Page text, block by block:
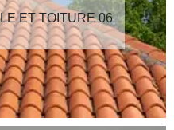
ET TOITURE 06